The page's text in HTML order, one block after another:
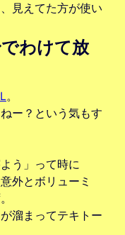
見えてた方が使い
わけて放
。
ー？という気もす
う」って時に
外とボリューミ
溜まってテキトー